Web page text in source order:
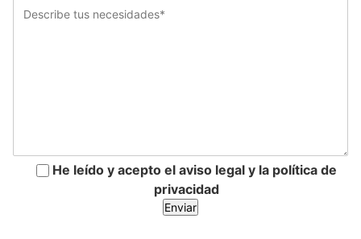
He leído y acepto el aviso legal y la política de
privacidad